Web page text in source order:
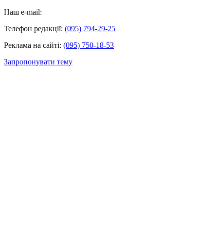
Наш e-mail:
Телефон редакції: (095) 794-29-25
Реклама на сайті: (095) 750-18-53
Запропонувати тему